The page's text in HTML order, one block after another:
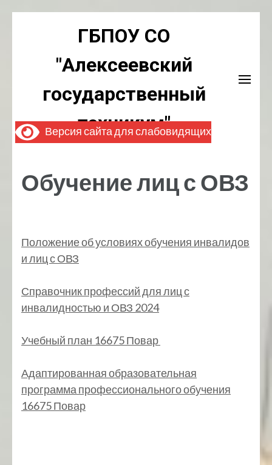
ГБПОУ СО
"Алексеевский
государственный
техникум"
Обучение лиц с ОВЗ
Положение об условиях обучения инвалидов
и лиц с ОВЗ
Справочник профессий для лиц с
инвалидностью и ОВЗ 2024
Учебный план 16675 Повар
Адаптированная образовательная
программа профессионального обучения
16675 Повар
Версия сайта для слабовидящих